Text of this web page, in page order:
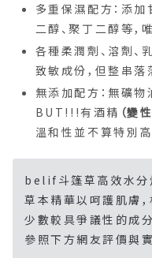
多重保濕配方：添加
二醇、聚丁二醇等，
各種柔潤劑、溶劑、
致敏成份，但整串落
無添加配方：無礦物
BUT!!!有酒精 （變
溫和性並不算特別高
belif斗篷草高效水分
草本精華以呵護肌膚
少數較具爭議性的成
參照下方網友評價與